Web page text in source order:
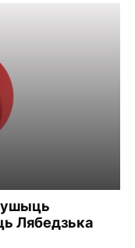
Лябедзька